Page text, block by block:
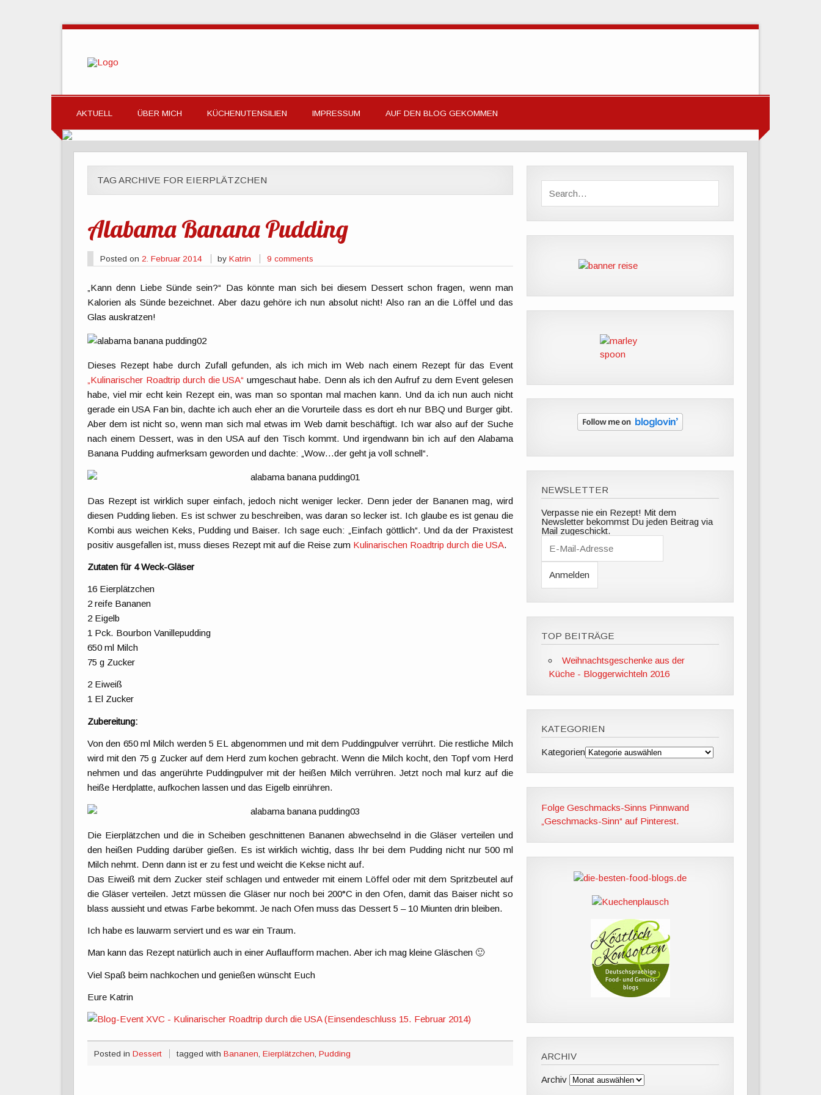
AKTUELL ÜBER MICH KÜCHENUTENSILIEN IMPRESSUM AUF DEN BLOG GEKOMMEN
TAG ARCHIVE FOR EIERPLÄTZCHEN
Alabama Banana Pudding
Posted on 2. Februar 2014 byKatrin 9 comments
„Kann denn Liebe Sünde sein?“ Das könnte man sich bei diesem Dessert schon fragen, wenn man
Kalorien als Sünde bezeichnet. Aber dazu gehöre ich nun absolut nicht! Also ran an die Löffel und das
Glas auskratzen!
Dieses Rezept habe durch Zufall gefunden, als ich mich im Web nach einem Rezept für das Event
„Kulinarischer Roadtrip durch die USA“ umgeschaut habe. Denn als ich den Aufruf zu dem Event gelesen
habe, viel mir echt kein Rezept ein, was man so spontan mal machen kann. Und da ich nun auch nicht
gerade ein USA Fan bin, dachte ich auch eher an die Vorurteile dass es dort eh nur BBQ und Burger gibt.
Aber dem ist nicht so, wenn man sich mal etwas im Web damit beschäftigt. Ich war also auf der Suche
nach einem Dessert, was in den USA auf den Tisch kommt. Und irgendwann bin ich auf den Alabama
Banana Pudding aufmerksam geworden und dachte: „Wow…der geht ja voll schnell“.
Das Rezept ist wirklich super einfach, jedoch nicht weniger lecker. Denn jeder der Bananen mag, wird
diesen Pudding lieben. Es ist schwer zu beschreiben, was daran so lecker ist. Ich glaube es ist genau die
Kombi aus weichen Keks, Pudding und Baiser. Ich sage euch: „Einfach göttlich“. Und da der Praxistest
positiv ausgefallen ist, muss dieses Rezept mit auf die Reise zum Kulinarischen Roadtrip durch die USA.
Zutaten für 4 Weck-Gläser
16 Eierplätzchen
2 reife Bananen
2 Eigelb
1 Pck. Bourbon Vanillepudding
650 ml Milch
75 g Zucker
2 Eiweiß
1 El Zucker
Zubereitung:
Von den 650 ml Milch werden 5 EL abgenommen und mit dem Puddingpulver verrührt. Die restliche Milch
wird mit den 75 g Zucker auf dem Herd zum kochen gebracht. Wenn die Milch kocht, den Topf vom Herd
nehmen und das angerührte Puddingpulver mit der heißen Milch verrühren. Jetzt noch mal kurz auf die
heiße Herdplatte, aufkochen lassen und das Eigelb einrühren.
Die Eierplätzchen und die in Scheiben geschnittenen Bananen abwechselnd in die Gläser verteilen und
den heißen Pudding darüber gießen. Es ist wirklich wichtig, dass Ihr bei dem Pudding nicht nur 500 ml
Milch nehmt. Denn dann ist er zu fest und weicht die Kekse nicht auf.
Das Eiweiß mit dem Zucker steif schlagen und entweder mit einem Löffel oder mit dem Spritzbeutel auf
die Gläser verteilen. Jetzt müssen die Gläser nur noch bei 200°C in den Ofen, damit das Baiser nicht so
blass aussieht und etwas Farbe bekommt. Je nach Ofen muss das Dessert 5 – 10 Miunten drin bleiben.
Ich habe es lauwarm serviert und es war ein Traum.
Man kann das Rezept natürlich auch in einer Auflaufform machen. Aber ich mag kleine Gläschen 🙂
Viel Spaß beim nachkochen und genießen wünscht Euch
Eure Katrin
Posted in Dessert tagged withBananen ,Eierplätzchen ,Pudding
NEWSLETTER
Verpasse nie ein Rezept! Mit dem
Newsletter bekommst Du jeden Beitrag via
Mail zugeschickt.
l
A
e
s
TOP BEITRÄGE
Weihnachtsgeschenke aus der
Küche - Bloggerwichteln 2016
KATEGORIEN
Kategorien
Folge Geschmacks-Sinns Pinnwand
„Geschmacks-Sinn“ auf Pinterest.
ARCHIV
Archiv